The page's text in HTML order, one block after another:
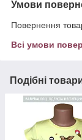
Умови
Повернення
Всі умови
Подібні